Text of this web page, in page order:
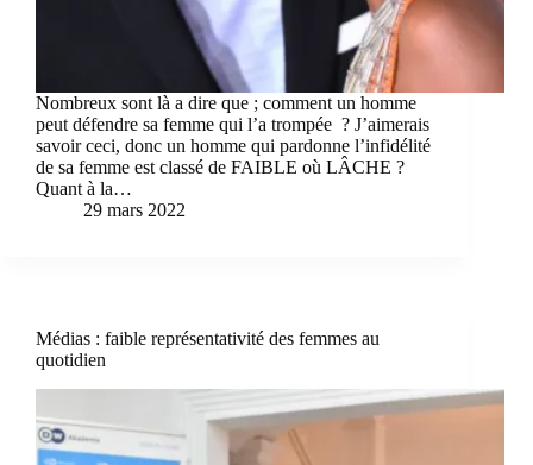
Nombreux sont là a dire que ; comment un homme
peut défendre sa femme qui l’a trompée ? J’aimerais
savoir ceci, donc un homme qui pardonne l’infidélité
de sa femme est classé de FAIBLE où LÂCHE ?
Quant à la…
29 mars 2022
Médias : faible représentativité des femmes au
quotidien